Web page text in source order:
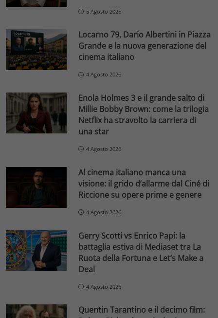
5 Agosto 2026
Locarno 79, Dario Albertini in Piazza
Grande e la nuova generazione del
cinema italiano
4 Agosto 2026
Enola Holmes 3 e il grande salto di
Millie Bobby Brown: come la trilogia
Netflix ha stravolto la carriera di
una star
4 Agosto 2026
Al cinema italiano manca una
visione: il grido d’allarme dal Ciné di
Riccione su opere prime e genere
4 Agosto 2026
Gerry Scotti vs Enrico Papi: la
battaglia estiva di Mediaset tra La
Ruota della Fortuna e Let’s Make a
Deal
4 Agosto 2026
Quentin Tarantino e il decimo film: